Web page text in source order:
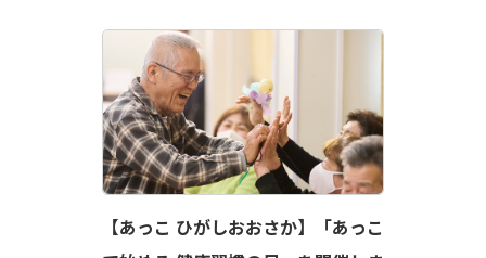
【あっこ ひがしおおさか】「あっこ